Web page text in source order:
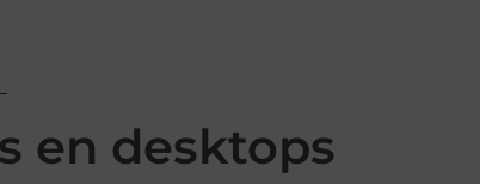
en desktops